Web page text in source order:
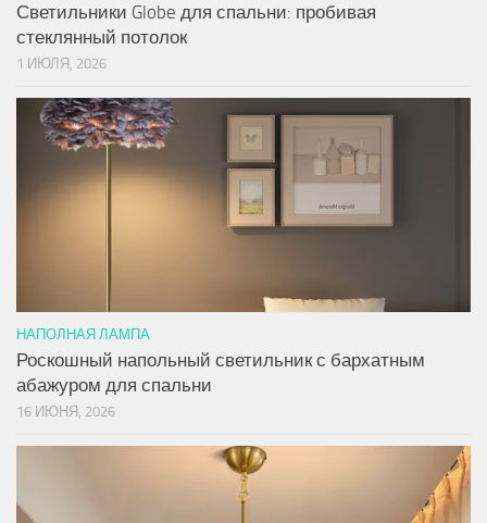
Светильники Globe для спальни: пробивая
стеклянный потолок
1 ИЮЛЯ, 2026
НАПОЛНАЯ ЛАМПА
Роскошный напольный светильник с бархатным
абажуром для спальни
16 ИЮНЯ, 2026